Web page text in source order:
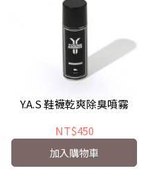
Y.A.S 鞋襪乾爽除臭噴霧
NT$450
加入購物車